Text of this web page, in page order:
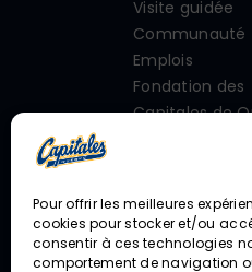
Pour offrir les meilleures
cookies pour stocker et/ou
consentir à ces technologies
comportement de navigation
Visite guidée
Communauté
Emplois
Fondation des
Capitales de
Partenaires
Politiques